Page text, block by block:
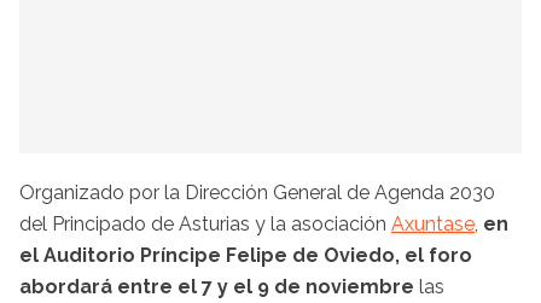
Organizado por la Dirección General de Agenda 2030
del Principado de Asturias y la asociación Axuntase, en
el Auditorio Príncipe Felipe de Oviedo, el foro
abordará entre el 7 y el 9 de noviembre las